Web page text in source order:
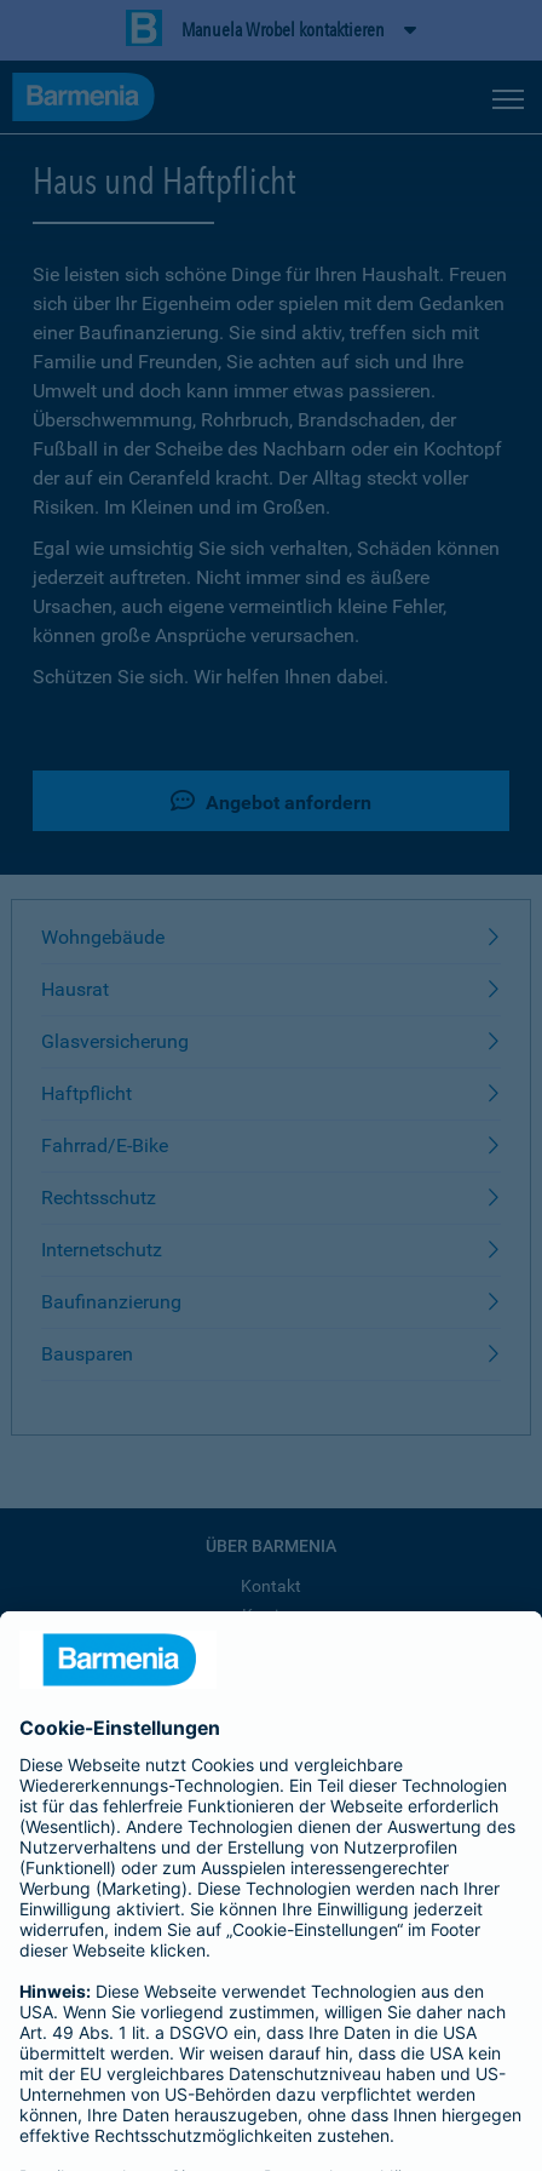
Manuela Wrobel kontaktieren
Haus und Haftpflicht
Sie leisten sich schöne Dinge für Ihren Haushalt. Freuen
sich über Ihr Eigenheim oder spielen mit dem Gedanken
einer Baufinanzierung. Sie sind aktiv, treffen sich mit
Familie und Freunden, Sie achten auf sich und Ihre
Umwelt und doch kann immer etwas passieren.
Überschwemmung, Rohrbruch, Brandschaden, der
Fußball in der Scheibe des Nachbarn oder ein Kochtopf
der auf ein Ceranfeld kracht. Der Alltag steckt voller
Risiken. Im Kleinen und im Großen.
Egal wie umsichtig Sie sich verhalten, Schäden können
jederzeit auftreten. Nicht immer sind es äußere
Ursachen, auch eigene vermeintlich kleine Fehler,
können große Ansprüche verursachen.
Schützen Sie sich. Wir helfen Ihnen dabei.
Angebot anfordern
Wohngebäude
Hausrat
Glasversicherung
Haftpflicht
Fahrrad/E-Bike
Rechtsschutz
Internetschutz
Baufinanzierung
Bausparen
ÜBER BARMENIA
Kontakt
Karriere
Affiliate-Partner werden
Barmenia ist Teil der BarmeniaGothaer
BELIEBTE SEITEN
Kranken-Zusatzversicherung
Tierversicherungen
Haftpflichtversicherung
Hausratversicherung
SERVICE
Adresse ändern
Schaden melden
Kilometerstandsmeldung
Serviceübersicht